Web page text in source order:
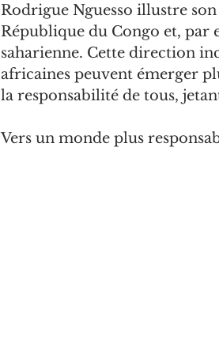
Rodrigue Nguesso illustre
République du Congo et, par
saharienne. Cette direction
africaines peuvent émerger
la responsabilité de tous,
Vers un monde plus